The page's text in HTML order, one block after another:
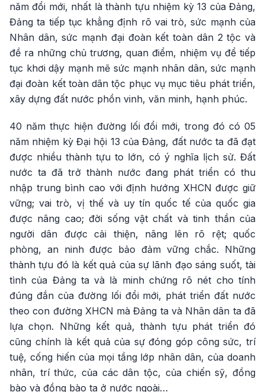
năm đổi mới, nhất là thành tựu nhiệm kỳ 13 của Đảng,
Đảng ta tiếp tục khẳng định rõ vai trò, sức mạnh của
Nhân dân, sức mạnh đại đoàn kết toàn dân 2 tộc và
đề ra những chủ trương, quan điểm, nhiệm vụ để tiếp
tục khơi dậy mạnh mẽ sức mạnh nhân dân, sức mạnh
đại đoàn kết toàn dân tộc phục vụ mục tiêu phát triển,
xây dựng đất nước phồn vinh, văn minh, hạnh phúc.
40 năm thực hiện đường lối đổi mới, trong đó có 05
năm nhiệm kỳ Đại hội 13 của Đảng, đất nước ta đã đạt
được nhiều thành tựu to lớn, có ý nghĩa lịch sử. Đất
nước ta đã trở thành nước đang phát triển có thu
nhập trung bình cao với định hướng XHCN được giữ
vững; vai trò, vị thế và uy tín quốc tế của quốc gia
được nâng cao; đời sống vật chất và tinh thần của
người dân được cải thiện, nâng lên rõ rệt; quốc
phòng, an ninh được bảo đảm vững chắc. Những
thành tựu đó là kết quả của sự lãnh đạo sáng suốt, tài
tình của Đảng ta và là minh chứng rõ nét cho tính
đúng đắn của đường lối đổi mới, phát triển đất nước
theo con đường XHCN mà Đảng ta và Nhân dân ta đã
lựa chọn. Những kết quả, thành tựu phát triển đó
cũng chính là kết quả của sự đóng góp công sức, trí
tuệ, cống hiến của mọi tầng lớp nhân dân, của doanh
nhân, trí thức, của các dân tộc, của chiến sỹ, đồng
bào và đồng bào ta ở nước ngoài…